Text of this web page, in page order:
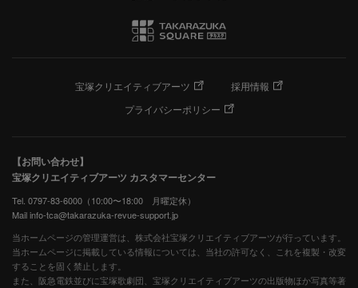
宝塚クリエイティブアーツ
採用情報
プライバシーポリシー
【お問い合わせ】
宝塚クリエイティブアーツ カスタマーセンター
Tel. 0797-83-6000（10:00〜18:00 月曜定休）
Mail info-tca@takarazuka-revue-support.jp
当ホームページの管理運営は、株式会社宝塚クリエイティブアーツが行っています。
当ホームページに掲載している情報については、当社の許可なく、これを複製・改変
することを固く禁止します。
また、阪急電鉄並びに宝塚歌劇団、宝塚クリエイティブアーツの出版物ほか写真等著